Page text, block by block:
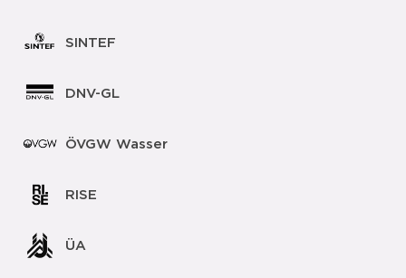
SINTEF
DNV-GL
ÖVGW Wasser
RISE
ÜA